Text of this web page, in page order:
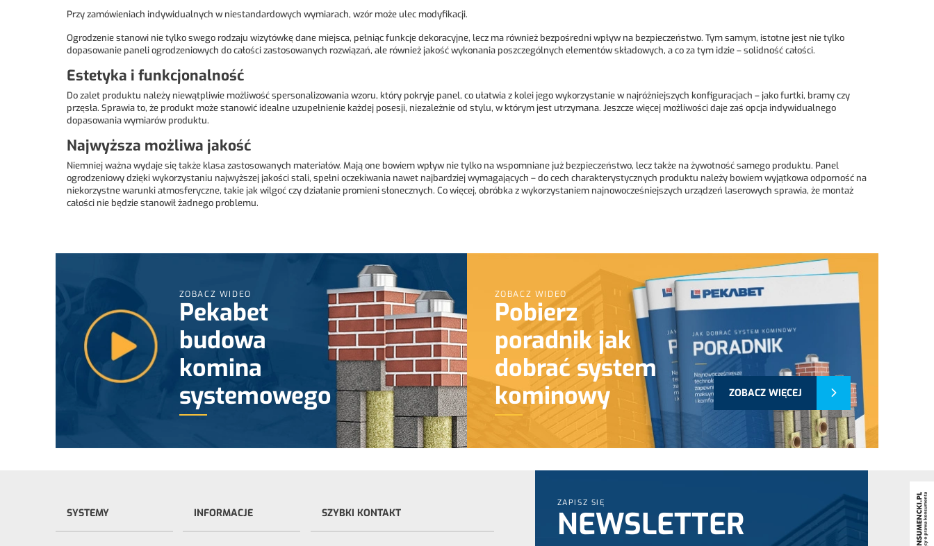
Przy zamówieniach indywidualnych w niestandardowych wymiarach, wzór może ulec modyfikacji.
Ogrodzenie stanowi nie tylko swego rodzaju wizytówkę dane miejsca, pełniąc funkcje dekoracyjne, lecz ma również bezpośredni wpływ na bezpieczeństwo. Tym samym, istotne jest nie tylko
dopasowanie paneli ogrodzeniowych do całości zastosowanych rozwiązań, ale również jakość wykonania poszczególnych elementów składowych, a co za tym idzie – solidność całości.
Estetyka i funkcjonalność
Do zalet produktu należy niewątpliwie możliwość spersonalizowania wzoru, który pokryje panel, co ułatwia z kolei jego wykorzystanie w najróżniejszych konfiguracjach – jako furtki, bramy czy
przęsła. Sprawia to, że produkt może stanowić idealne uzupełnienie każdej posesji, niezależnie od stylu, w którym jest utrzymana. Jeszcze więcej możliwości daje zaś opcja indywidualnego
dopasowania wymiarów produktu.
Najwyższa możliwa jakość
Niemniej ważna wydaje się także klasa zastosowanych materiałów. Mają one bowiem wpływ nie tylko na wspomniane już bezpieczeństwo, lecz także na żywotność samego produktu. Panel
ogrodzeniowy dzięki wykorzystaniu najwyższej jakości stali, spełni oczekiwania nawet najbardziej wymagających – do cech charakterystycznych produktu należy bowiem wyjątkowa odporność na
niekorzystne warunki atmosferyczne, takie jak wilgoć czy działanie promieni słonecznych. Co więcej, obróbka z wykorzystaniem najnowocześniejszych urządzeń laserowych sprawia, że montaż
całości nie będzie stanowił żadnego problemu.
ZOBACZ WIDEO
Pekabet
budowa
komina
systemowego
ZOBACZ WIDEO
Pobierz
poradnik jak
dobrać system
kominowy
ZOBACZ WIĘCEJ
SYSTEMY INFORMACJE SZYBKI KONTAKT
ZAPISZ SIĘ
NEWSLETTER